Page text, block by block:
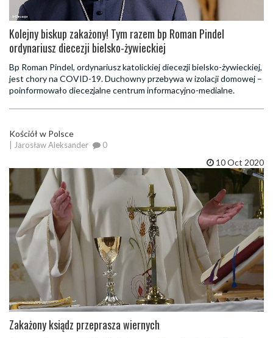
Kolejny biskup zakażony! Tym razem bp Roman Pindel
ordynariusz diecezji bielsko-żywieckiej
Bp Roman Pindel, ordynariusz katolickiej diecezji bielsko-żywieckiej,
jest chory na COVID-19. Duchowny przebywa w izolacji domowej –
poinformowało diecezjalne centrum informacyjno-medialne.
Kościół w Polsce
| Jarosław Aleksander 0
10 Oct 2020
Zakażony ksiądz przeprasza wiernych